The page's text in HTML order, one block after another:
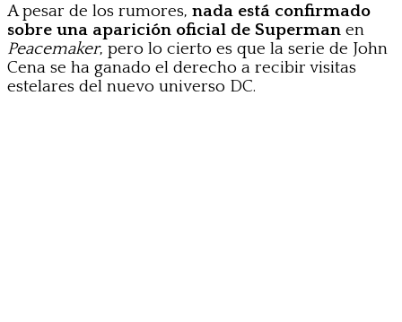
A pesar de los rumores, nada está confirmado
sobre una aparición oficial de Superman en
Peacemaker, pero lo cierto es que la serie de John
Cena se ha ganado el derecho a recibir visitas
estelares del nuevo universo DC.